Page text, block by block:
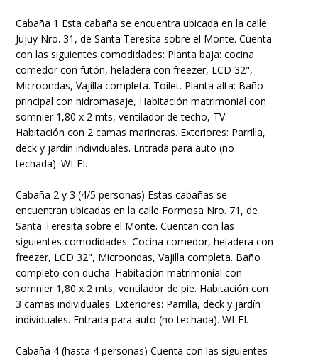
Cabaña 1 Esta cabaña se encuentra ubicada en la calle
Jujuy Nro. 31, de Santa Teresita sobre el Monte. Cuenta
con las siguientes comodidades: Planta baja: cocina
comedor con futón, heladera con freezer, LCD 32",
Microondas, Vajilla completa. Toilet. Planta alta: Baño
principal con hidromasaje, Habitación matrimonial con
somnier 1,80 x 2 mts, ventilador de techo, TV.
Habitación con 2 camas marineras. Exteriores: Parrilla,
deck y jardín individuales. Entrada para auto (no
techada). WI-FI.
Cabaña 2 y 3 (4/5 personas) Estas cabañas se
encuentran ubicadas en la calle Formosa Nro. 71, de
Santa Teresita sobre el Monte. Cuentan con las
siguientes comodidades: Cocina comedor, heladera con
freezer, LCD 32", Microondas, Vajilla completa. Baño
completo con ducha. Habitación matrimonial con
somnier 1,80 x 2 mts, ventilador de pie. Habitación con
3 camas individuales. Exteriores: Parrilla, deck y jardín
individuales. Entrada para auto (no techada). WI-FI.
Cabaña 4 (hasta 4 personas) Cuenta con las siguientes